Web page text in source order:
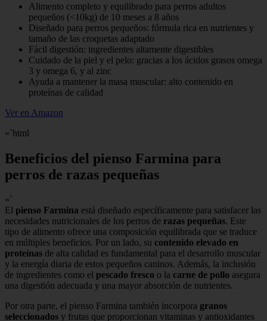
Alimento completo y equilibrado para perros adultos
pequeños (<10kg) de 10 meses a 8 años
Diseñado para perros pequeños: fórmula rica en nutrientes y
tamaño de las croquetas adaptado
Fácil digestión: ingredientes altamente digestibles
Cuidado de la piel y el pelo: gracias a los ácidos grasos omega
3 y omega 6, y al zinc
Ayuda a mantener la masa muscular: alto contenido en
proteínas de calidad
Ver en Amazon
«`html
Beneficios del pienso Farmina para
perros de razas pequeñas
«`
El pienso Farmina está diseñado específicamente para satisfacer las
necesidades nutricionales de los perros de razas pequeñas. Este
tipo de alimento ofrece una composición equilibrada que se traduce
en múltiples beneficios. Por un lado, su contenido elevado en
proteínas de alta calidad es fundamental para el desarrollo muscular
y la energía diaria de estos pequeños caninos. Además, la inclusión
de ingredientes como el pescado fresco o la carne de pollo asegura
una digestión adecuada y una mayor absorción de nutrientes.
Por otra parte, el pienso Farmina también incorpora granos
seleccionados y frutas que proporcionan vitaminas y antioxidantes